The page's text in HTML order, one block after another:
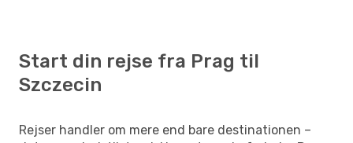
Start din rejse fra Prag til
Szczecin
Rejser handler om mere end bare destinationen –